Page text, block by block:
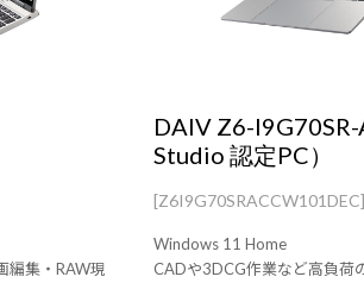
編集・RAW現
DAIV Z6-
Studio 認定PC）
[Z6I9G70SRACCW101DEC]
Windows 11 Home
CADや3DCG作業など高負荷